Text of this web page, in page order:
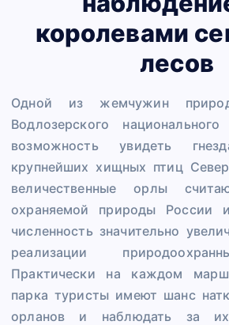
королевами
лесов
Одной из жемчужин
Водлозерского
возможность увидеть
крупнейших хищных птиц
величественные орлы
охраняемой природы России
численность значительно
реализации
Практически на каждом
парка туристы имеют шанс
орланов и наблюдать за